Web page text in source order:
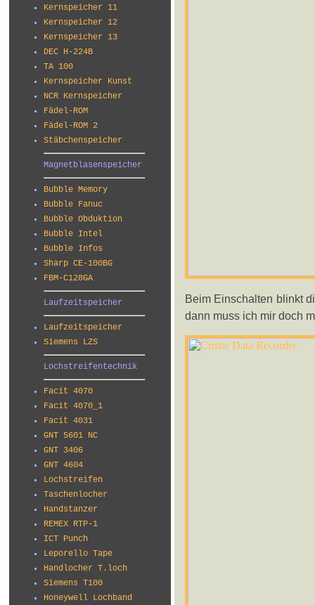
Kernspeicher 11
Kernspeicher 12
Kernspeicher 13
DEC H-224B
TA 100
Kernspeicher Kunst
NCR Kernspeicher
Fädel-ROM
Fädel-ROM 2
Stäbchenspeicher
Magnetblasenspeicher
Bubble Memory
Bubble Fanuc
Bubble Obduktion
Bubble Intel
Bubble Infos
Sharp CE-100BG
FBM-C128GA
Laufzeitspeicher
Laufzeitspeicher
Siemens LZS
Lochstreifentechnik
Facit 4070
Facit 4070_1
Facit 4031
GNT 5601 NC
GNT 3406
GNT 4604
Lochstreifen
Taschenlocher
Handstanzer
REMEX RTP-1
ICT Punch
Leporello Tape
Handlocher T.loch
Siemens T100
Honeywell Lochband
Beim Einschalten blinkt
dann muss ich mir doch